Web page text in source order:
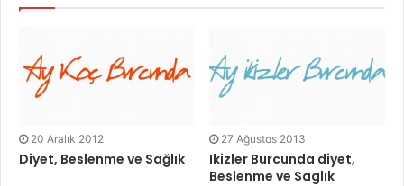
20 Aralık 2012
Diyet, Beslenme ve Sağlık
27 Ağustos 2013
Ikizler Burcunda diyet,
Beslenme ve Saglık